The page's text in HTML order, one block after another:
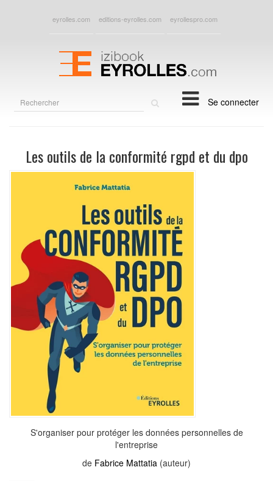
eyrolles.com editions-eyrolles.com eyrollespro.com
Se connecter
Les outils de la conformité rgpd et du dpo
S'organiser pour protéger les données personnelles de
l'entreprise
de Fabrice Mattatia (auteur)